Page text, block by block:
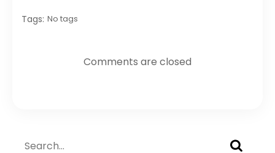
Tags: No tags
Comments are closed